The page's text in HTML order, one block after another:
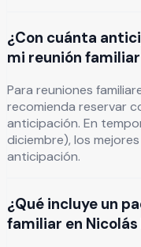
¿Con cuánta
mi reunión
Para reuniones
recomienda reservar
anticipación. En
diciembre), los
anticipación.
¿Qué incluye un
familiar en Nicolás